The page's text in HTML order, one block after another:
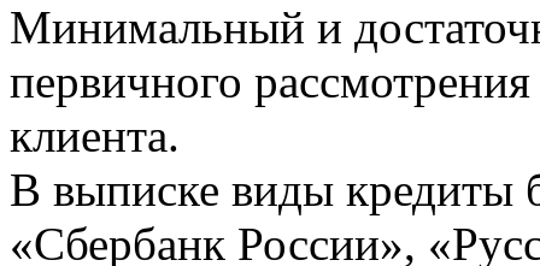
Минимальный и
первичного
клиента.
В выписке виды кредиты
«Сбербанк России»,